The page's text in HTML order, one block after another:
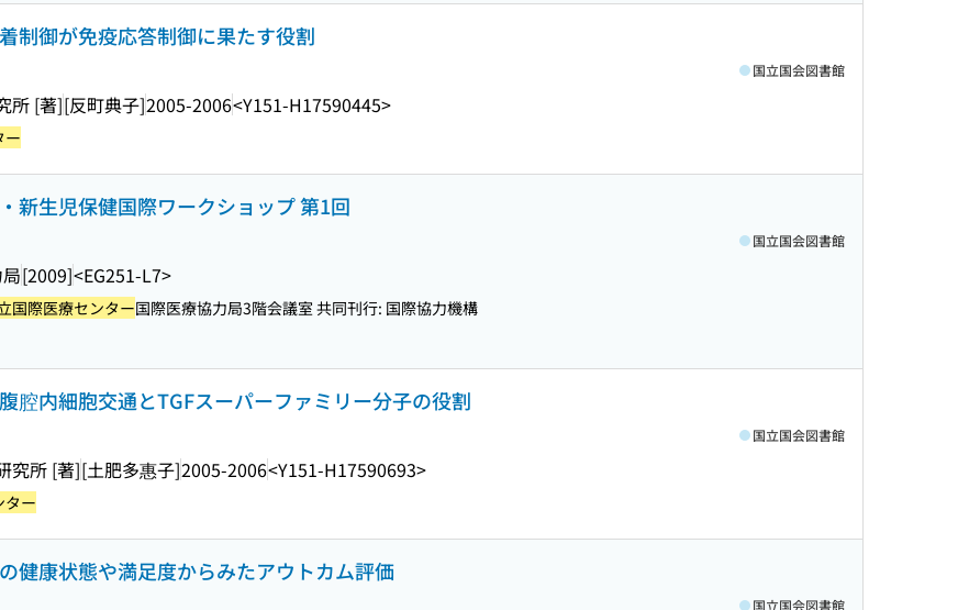
制御が免疫応答制御に果たす役割
所 [著][反町典子]2005-2006<Y151-H17590445>
国立国会図書館
ー
新生児保健国際ワークショップ 第1回
[2009]<EG251-L7>
国立国会図書館
国際医療センター国際医療協力局3階会議室 共同刊行: 国際協力機構
腔内細胞交通とTGFスーパーファミリー分子の役割
究所 [著][土肥多惠子]2005-2006<Y151-H17590693>
国立国会図書館
ター
健康状態や満足度からみたアウトカム評価
国立国会図書館